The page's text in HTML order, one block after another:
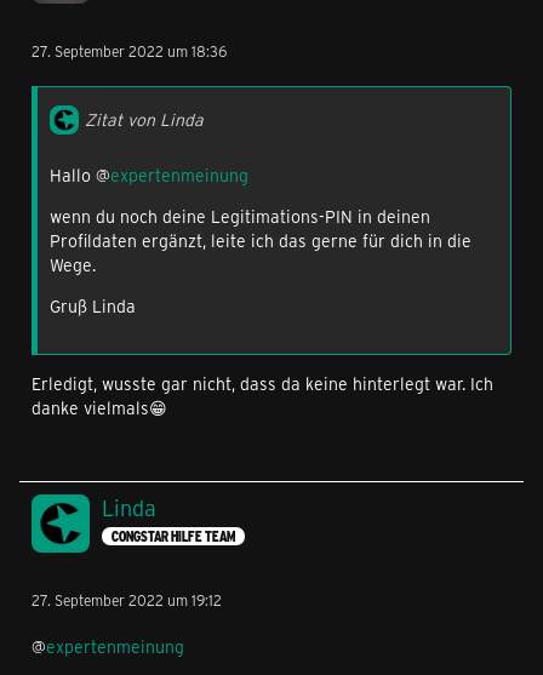
27. September 2022 um 18:36
Zitat von Linda
Hallo @expertenmeinung
wenn du noch deine Legitimations-PIN in deinen
Profildaten ergänzt, leite ich das gerne für dich in die
Wege.
Gruß Linda
Erledigt, wusste gar nicht, dass da keine hinterlegt war. Ich
danke vielmals😁
Linda
CONGSTAR HILFE TEAM
27. September 2022 um 19:12
@expertenmeinung